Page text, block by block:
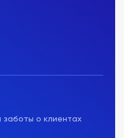
о клиентах